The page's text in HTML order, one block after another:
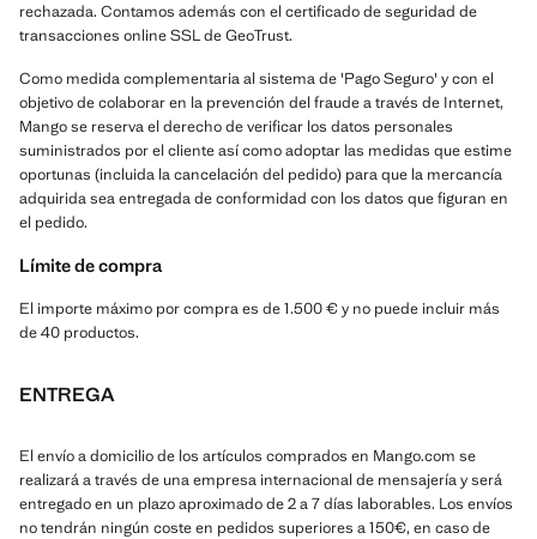
rechazada. Contamos además con el certificado de seguridad de
transacciones online SSL de GeoTrust.
Como medida complementaria al sistema de 'Pago Seguro' y con el
objetivo de colaborar en la prevención del fraude a través de Internet,
Mango se reserva el derecho de verificar los datos personales
suministrados por el cliente así como adoptar las medidas que estime
oportunas (incluida la cancelación del pedido) para que la mercancía
adquirida sea entregada de conformidad con los datos que figuran en
el pedido.
Límite de compra
El importe máximo por compra es de 1.500 € y no puede incluir más
de 40 productos.
ENTREGA
El envío a domicilio de los artículos comprados en Mango.com se
realizará a través de una empresa internacional de mensajería y será
entregado en un plazo aproximado de 2 a 7 días laborables. Los envíos
no tendrán ningún coste en pedidos superiores a 150€, en caso de